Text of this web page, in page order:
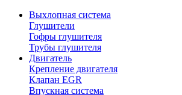
Выхлопная система
Глушители
Гофры глушителя
Трубы глушителя
Двигатель
Крепление двигателя
Клапан EGR
Впускная система